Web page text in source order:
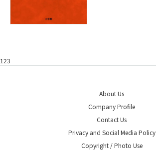
123
About Us
Company Profile
Contact Us
Privacy and Social Media Policy
Copyright / Photo Use